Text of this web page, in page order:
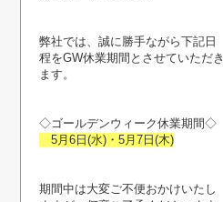
弊社では、誠に勝手ながら下記日
程をGW休業期間とさせていただき
ます。
◇ゴールデンウィーク休業期間◇
5月6日(水)・5月7日(木)
期間中は大変ご不便おかけいたし